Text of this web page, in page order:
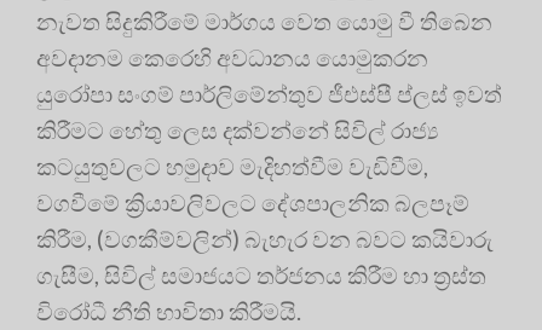
නැවත සිදුකිරීමේ මාර්ගය වෙත යොමු වී තිබෙන
අවදානම කෙරෙහි අවධානය යොමුකරන
යුරෝපා සංගම් පාර්ලිමේන්තුව ජීඑස්පී ප්ලස් ඉවත්
කිරීමට හේතු ලෙස දක්වන්නේ සිවිල් රාජ්‍ය
කටයුතුවලට හමුදාව මැදිහත්වීම වැඩිවීම,
වගවීමේ ක්‍රියාවලිවලට දේශපාලනික බලපෑම්
කිරීම, (වගකීම්වලින්) බැහැර වන බවට කයිවාරු
ගැසීම, සිවිල් සමාජයට තර්ජනය කිරීම හා ත්‍රස්ත
විරෝධී නීති භාවිතා කිරීමයි.